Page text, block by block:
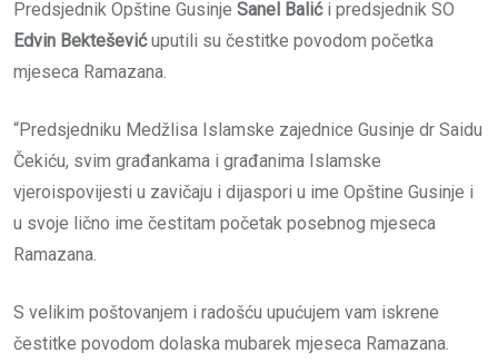
Predsjednik Opštine Gusinje Sanel Balići predsjednik SO
Edvin Bekteševićuputili su čestitke povodom početka
mjeseca Ramazana.
“Predsjedniku Medžlisa Islamske zajednice Gusinje dr Saidu
Čekiću, svim građankama i građanima Islamske
vjeroispovijesti u zavičaju i dijaspori u ime Opštine Gusinje i
u svoje lično ime čestitam početak posebnog mjeseca
Ramazana.
S velikim poštovanjem i radošću upućujem vam iskrene
čestitke povodom dolaska mubarek mjeseca Ramazana.